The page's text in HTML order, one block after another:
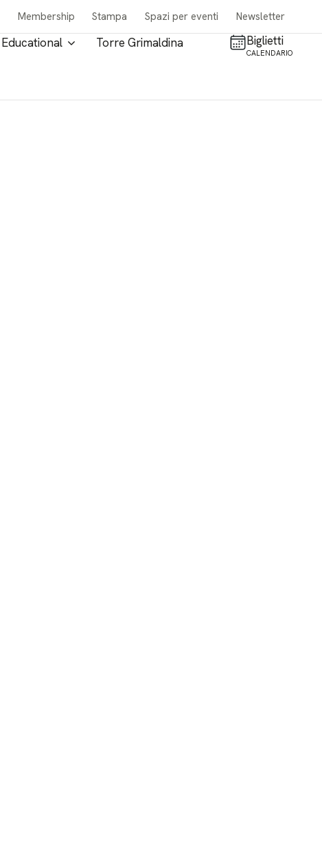
Membership Stampa Spazi per eventi Newsletter
Educational Torre Grimaldina Biglietti
CALENDARIO